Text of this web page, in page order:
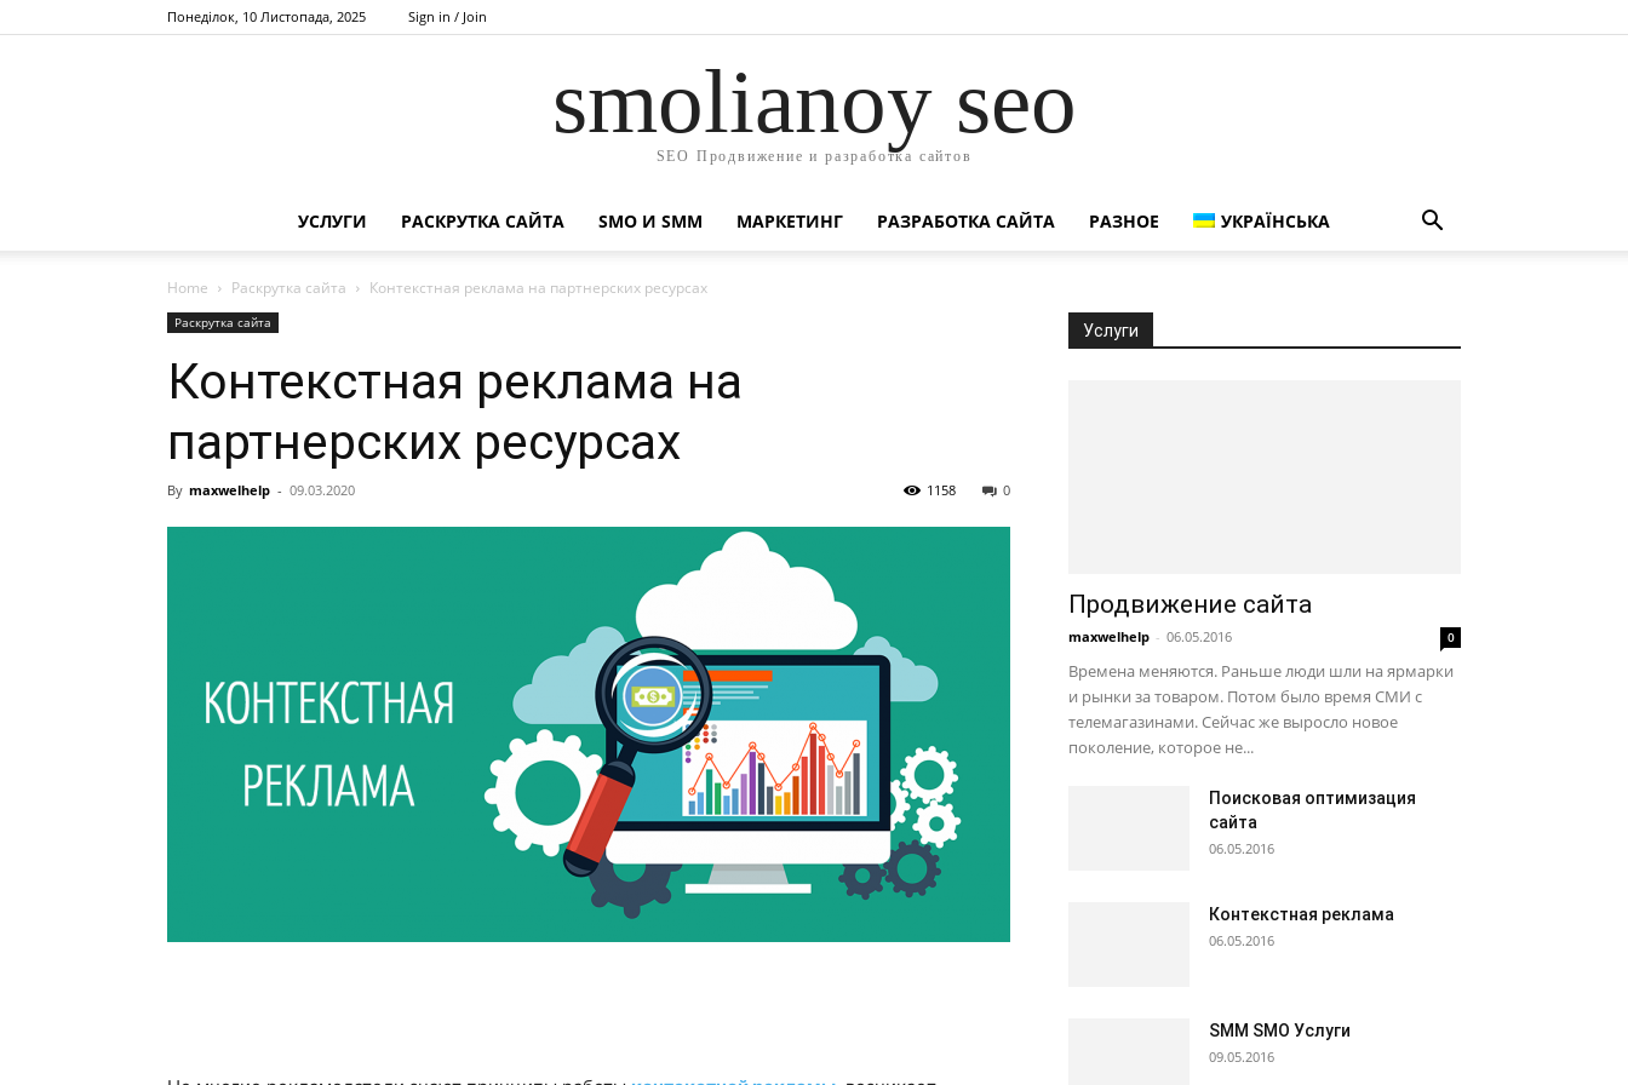
Понеділок, 10 Листопада, 2025 Sign in / Join
smolianoy seo
SEO Продвижение и разработка сайтов
УСЛУГИ РАСКРУТКА САЙТА SMO И SMM МАРКЕТИНГ РАЗРАБОТКА САЙТА РАЗНОЕ УКРАЇНСЬКА
Home Раскрутка сайта Контекстная реклама на партнерских ресурсах
Раскрутка сайта
Контекстная реклама на
партнерских ресурсах
By maxwelhelp - 09.03.2020 0
1158
Услуги
Продвижение сайта
maxwelhelp - 06.05.2016 0
Времена меняются. Раньше люди шли на ярмарки
и рынки за товаром. Потом было время СМИ с
телемагазинами. Сейчас же выросло новое
поколение, которое не...
Поисковая оптимизация
сайта
06.05.2016
Контекстная реклама
06.05.2016
SMM SMO Услуги
09.05.2016